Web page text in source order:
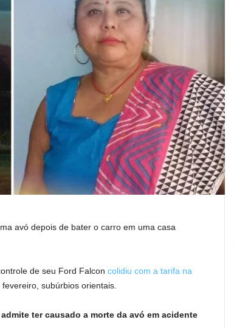
avó depois de bater o carro em uma casa
de seu Ford Falcon colidiu com a tarifa na
fevereiro, subúrbios orientais.
ter causado a morte da avó em acidente